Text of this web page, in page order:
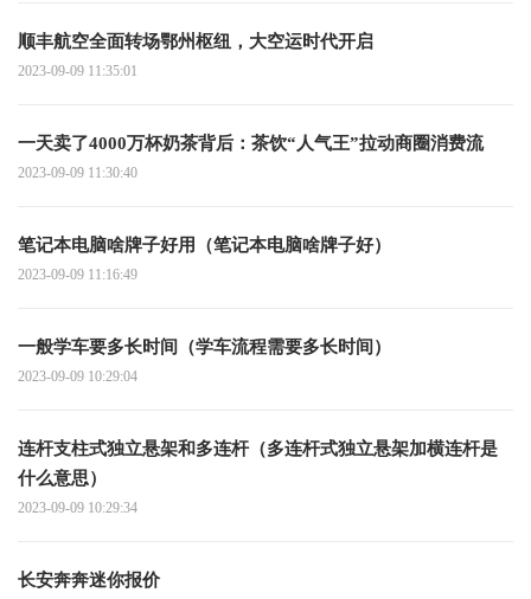
顺丰航空全面转场鄂州枢纽，大空运时代开启
2023-09-09 11:35:01
一天卖了4000万杯奶茶背后：茶饮“人气王”拉动商圈消费流
2023-09-09 11:30:40
笔记本电脑啥牌子好用（笔记本电脑啥牌子好）
2023-09-09 11:16:49
一般学车要多长时间（学车流程需要多长时间）
2023-09-09 10:29:04
连杆支柱式独立悬架和多连杆（多连杆式独立悬架加横连杆是
什么意思）
2023-09-09 10:29:34
长安奔奔迷你报价